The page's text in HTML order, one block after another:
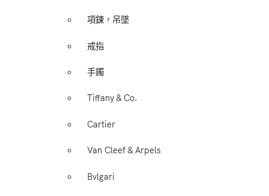
項鍊，吊墜
戒指
手鐲
Tiffany & Co.
Cartier
Van Cleef & Arpels
Bvlgari